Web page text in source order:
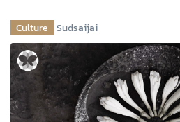
Culture Sudsaijai